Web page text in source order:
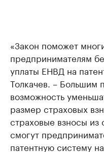
«Закон поможет
предпринимателям
уплаты ЕНВД на
Толкачев. –
возможность
размер страховых
страховые взносы из
смогут
патентную систему